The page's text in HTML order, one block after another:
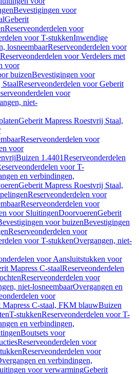
Bevestigingen voor
Geberit
Reserveonderdelen voor
voor T-stukkenInwendige
losneembaarReserveonderdelen voor
Reserveonderdelen voor Verdelers met
voor
buizenBevestigingen voor
Reserveonderdelen voor Geberit
voor
niet-
Geberit Mapress Roestvrij Staal,
Reserveonderdelen voor
voor
Buizen 1.4401Reserveonderdelen
voor T-
en verbindingen,
Geberit Mapress Roestvrij Staal,
Reserveonderdelen voor
Reserveonderdelen voor
voor SluitingenDoorvoerenGeberit
voor buizenBevestigingen
Reserveonderdelen voor
voor T-stukkenOvergangen, niet-
voor Aansluitstukken voor
Mapress C-staalReserveonderdelen
Reserveonderdelen voor
niet-losneembaarOvergangen en
voor
Mapress C-staal, FKM blauwBuizen
T-stukkenReserveonderdelen voor T-
en verbindingen,
Boutsets voor
Reserveonderdelen voor
Reserveonderdelen voor
en verbindingen,
voor verwarmingGeberit